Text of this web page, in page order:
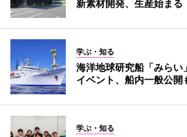
新素材開発、生産始まる
学ぶ・知る
海洋地球研究船「みら
イベント、船内一般公開
学ぶ・知る